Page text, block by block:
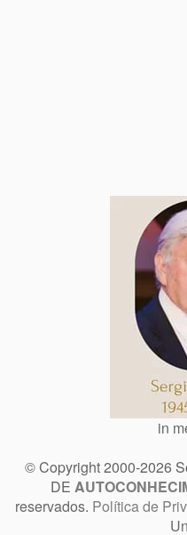
in
© Copyright 2000-2026
DE
reservados. Política de